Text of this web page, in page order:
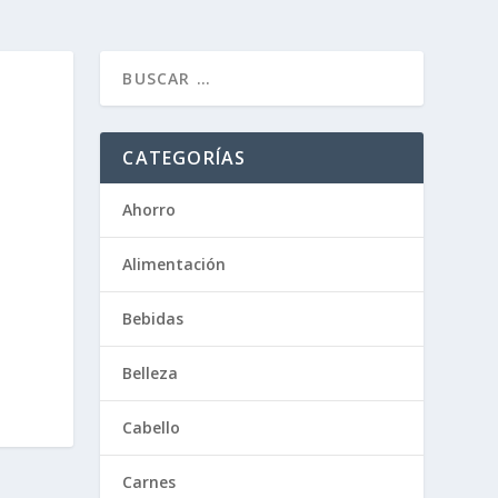
CATEGORÍAS
Ahorro
Alimentación
Bebidas
Belleza
Cabello
Carnes